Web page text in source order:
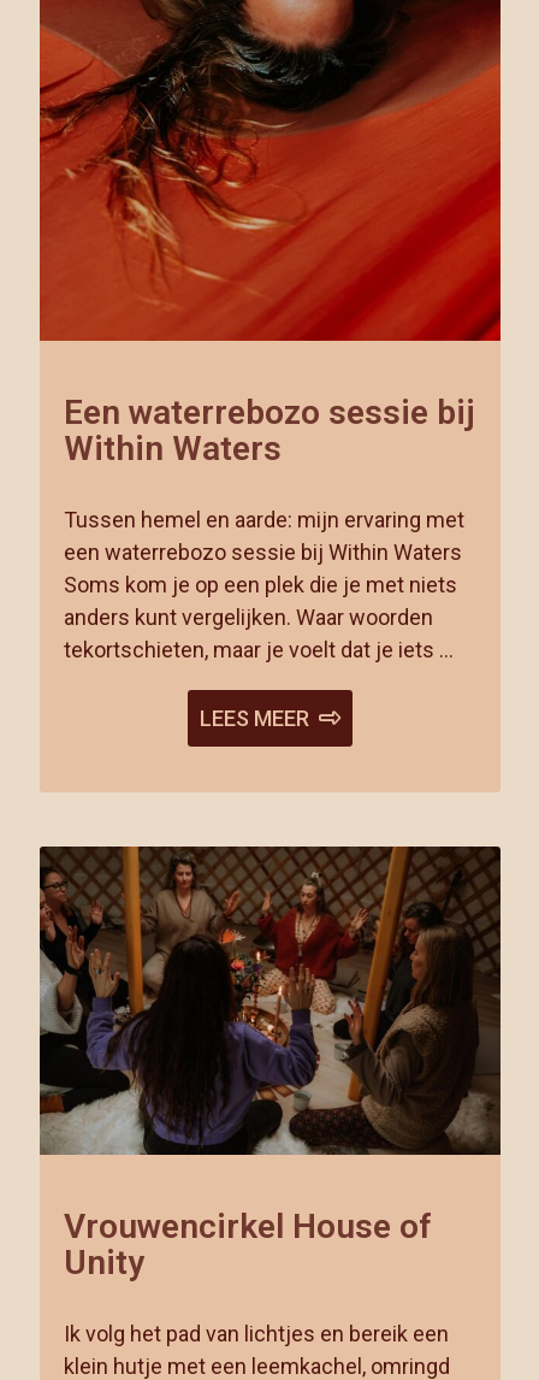
Een waterrebozo sessie bij
Within Waters
Tussen hemel en aarde: mijn ervaring met
een waterrebozo sessie bij Within Waters
Soms kom je op een plek die je met niets
anders kunt vergelijken. Waar woorden
tekortschieten, maar je voelt dat je iets …
LEES MEER
Vrouwencirkel House of
Unity
Ik volg het pad van lichtjes en bereik een
klein hutje met een leemkachel, omringd